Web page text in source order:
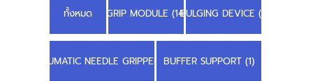
ทั้งหมด GRIP MODULE (14)BULGING DEVICE (1)
PNEUMATIC NEEDLE GRIPPER (2)BUFFER SUPPORT (1)